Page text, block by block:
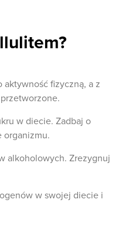
aktywność fizyczną, a z
w diecie. Zadbaj o
organizmu.
alkoholowych. Zrezygnuj
w swojej diecie i